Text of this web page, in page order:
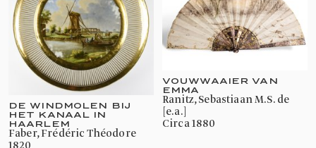
DE WINDMOLEN BIJ
HET KANAAL IN
HAARLEM
Faber, Frédéric Théodore
VOUWWAAIER VAN
EMMA
Ranitz, Sebastiaan M.S. de
[e.a.]
circa 1880